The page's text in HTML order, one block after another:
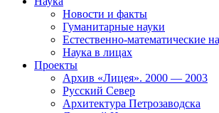
Новости и факты
Гуманитарные науки
Естественно-математические
Наука в лицах
Проекты
Архив «Лицея». 2000 — 2003
Русский Север
Архитектура Петрозаводска